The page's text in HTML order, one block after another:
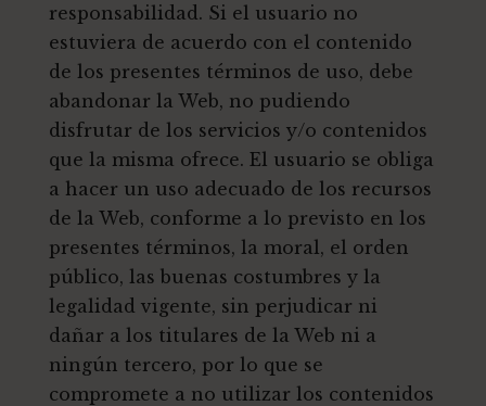
responsabilidad. Si el usuario no
estuviera de acuerdo con el contenido
de los presentes términos de uso, debe
abandonar la Web, no pudiendo
disfrutar de los servicios y/o contenidos
que la misma ofrece. El usuario se obliga
a hacer un uso adecuado de los recursos
de la Web, conforme a lo previsto en los
presentes términos, la moral, el orden
público, las buenas costumbres y la
legalidad vigente, sin perjudicar ni
dañar a los titulares de la Web ni a
ningún tercero, por lo que se
compromete a no utilizar los contenidos